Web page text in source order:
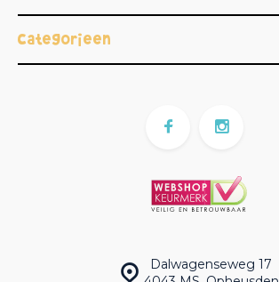
Categorieën
Dalwagenseweg 17